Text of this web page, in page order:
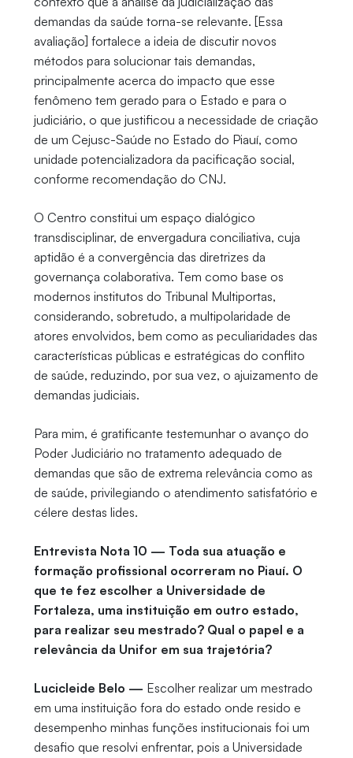
demandas da saúde torna-se relevante. [Essa
avaliação] fortalece a ideia de discutir novos
métodos para solucionar tais demandas,
principalmente acerca do impacto que esse
fenômeno tem gerado para o Estado e para o
judiciário, o que justificou a necessidade de criação
de um Cejusc-Saúde no Estado do Piauí, como
unidade potencializadora da pacificação social,
conforme recomendação do CNJ.
O Centro constitui um espaço dialógico
transdisciplinar, de envergadura conciliativa, cuja
aptidão é a convergência das diretrizes da
governança colaborativa. Tem como base os
modernos institutos do Tribunal Multiportas,
considerando, sobretudo, a multipolaridade de
atores envolvidos, bem como as peculiaridades das
características públicas e estratégicas do conflito
de saúde, reduzindo, por sua vez, o ajuizamento de
demandas judiciais.
Para mim, é gratificante testemunhar o avanço do
Poder Judiciário no tratamento adequado de
demandas que são de extrema relevância como as
de saúde, privilegiando o atendimento satisfatório e
célere destas lides.
Entrevista Nota 10 — Toda sua atuação e
formação profissional ocorreram no Piauí. O
que te fez escolher a Universidade de
Fortaleza, uma instituição em outro estado,
para realizar seu mestrado? Qual o papel e a
relevância da Unifor em sua trajetória?
Lucicleide Belo — Escolher realizar um mestrado
em uma instituição fora do estado onde resido e
desempenho minhas funções institucionais foi um
desafio que resolvi enfrentar, pois a Universidade